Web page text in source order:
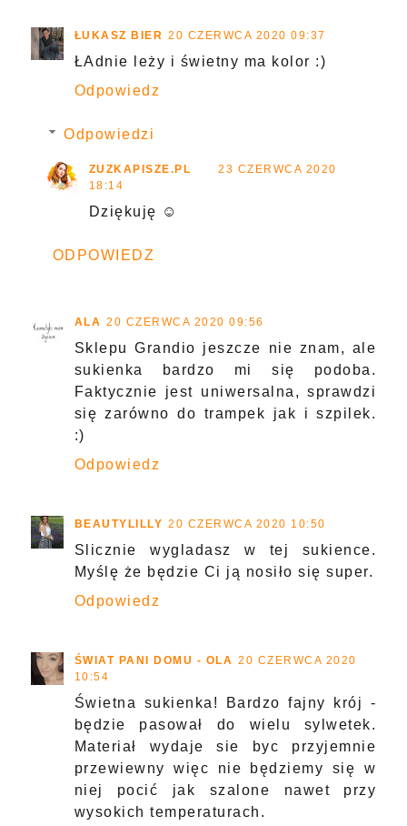
ŁUKASZ BIER 20 CZERWCA 2020 09:37
ŁAdnie leży i świetny ma kolor :)
Odpowiedz
Odpowiedzi
ZUZKAPISZE.PL
23 CZERWCA 2020
18:14
Dziękuję ☺
ODPOWIEDZ
ALA 20 CZERWCA 2020 09:56
Sklepu Grandio jeszcze nie znam, ale
sukienka bardzo mi się podoba.
Faktycznie jest uniwersalna, sprawdzi
się zarówno do trampek jak i szpilek.
:)
Odpowiedz
BEAUTYLILLY 20 CZERWCA 2020 10:50
Slicznie wygladasz w tej sukience.
Myślę że będzie Ci ją nosiło się super.
Odpowiedz
ŚWIAT PANI DOMU - OLA 20 CZERWCA 2020
10:54
Świetna sukienka! Bardzo fajny krój -
będzie pasował do wielu sylwetek.
Materiał wydaje sie byc przyjemnie
przewiewny więc nie będziemy się w
niej pocić jak szalone nawet przy
wysokich temperaturach.